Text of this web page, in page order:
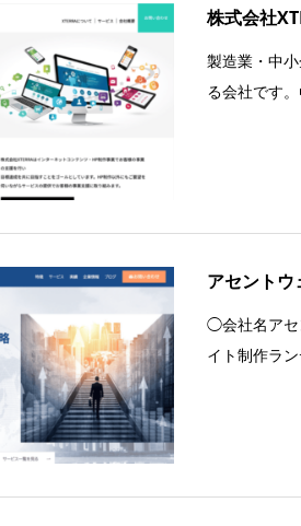
株式会社
製造業・中
る会社です
アセントウ
◯会社名アセ
イト制作ラ